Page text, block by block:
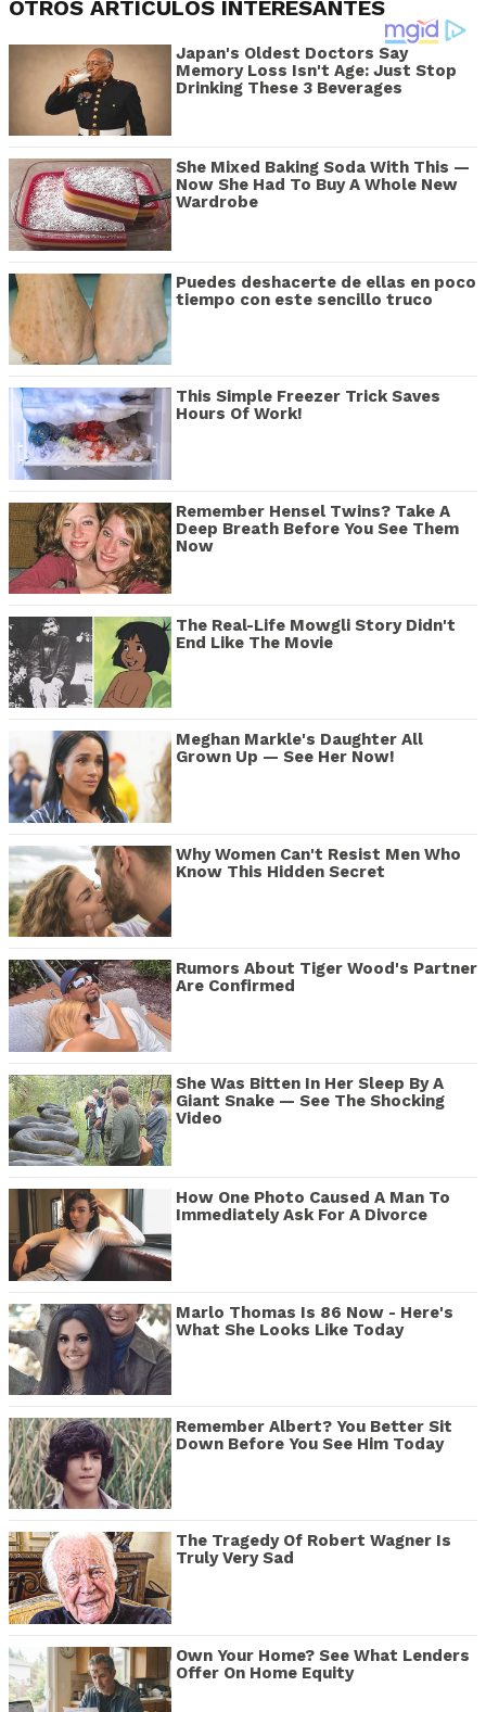
OTROS ARTÍCULOS INTERESANTES
Japan's Oldest Doctors Say
Memory Loss Isn't Age: Just Stop
Drinking These 3 Beverages
She Mixed Baking Soda With This —
Now She Had To Buy A Whole New
Wardrobe
Puedes deshacerte de ellas en poco
tiempo con este sencillo truco
This Simple Freezer Trick Saves
Hours Of Work!
Remember Hensel Twins? Take A
Deep Breath Before You See Them
Now
The Real-Life Mowgli Story Didn't
End Like The Movie
Meghan Markle's Daughter All
Grown Up — See Her Now!
Why Women Can't Resist Men Who
Know This Hidden Secret
Rumors About Tiger Wood's Partner
Are Confirmed
She Was Bitten In Her Sleep By A
Giant Snake — See The Shocking
Video
How One Photo Caused A Man To
Immediately Ask For A Divorce
Marlo Thomas Is 86 Now - Here's
What She Looks Like Today
Remember Albert? You Better Sit
Down Before You See Him Today
The Tragedy Of Robert Wagner Is
Truly Very Sad
Own Your Home? See What Lenders
Offer On Home Equity